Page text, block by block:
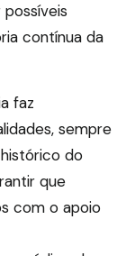
contínua da
faz
sempre
do
que
com o apoio